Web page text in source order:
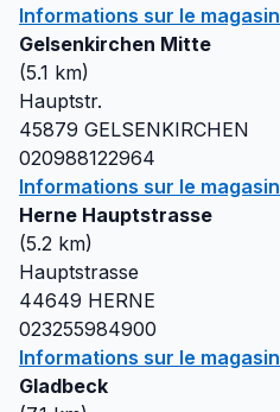
Informations sur le magasin
Gelsenkirchen Mitte
(5.1 km)
Hauptstr.
45879 GELSENKIRCHEN
020988122964
Informations sur le magasin
Herne Hauptstrasse
(5.2 km)
Hauptstrasse
44649 HERNE
023255984900
Informations sur le magasin
Gladbeck